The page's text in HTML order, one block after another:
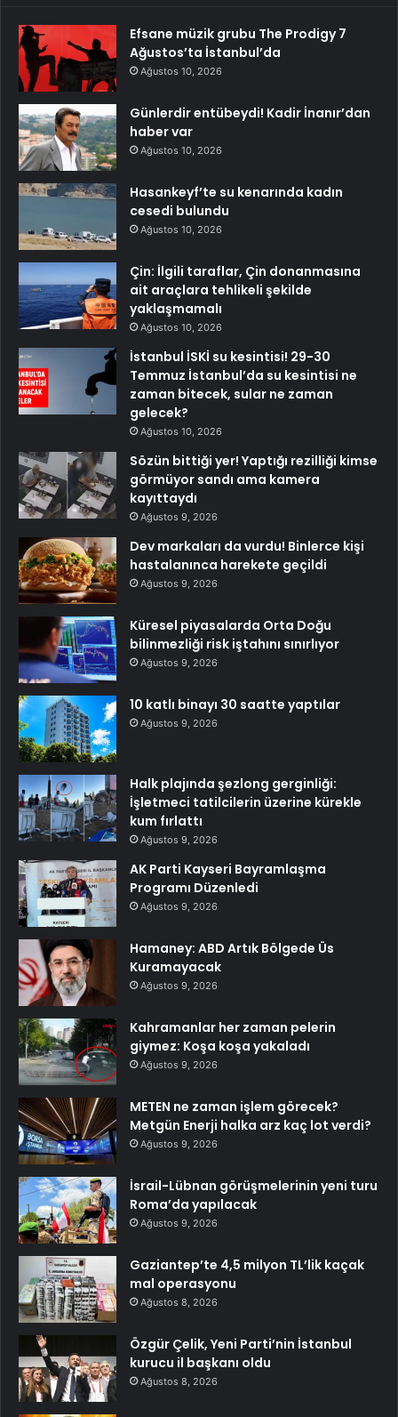
Efsane müzik grubu The Prodigy 7
Ağustos’ta İstanbul’da
Ağustos 10, 2026
Günlerdir entübeydi! Kadir İnanır’dan
haber var
Ağustos 10, 2026
Hasankeyf’te su kenarında kadın
cesedi bulundu
Ağustos 10, 2026
Çin: İlgili taraflar, Çin donanmasına
ait araçlara tehlikeli şekilde
yaklaşmamalı
Ağustos 10, 2026
İstanbul İSKİ su kesintisi! 29-30
Temmuz İstanbul’da su kesintisi ne
zaman bitecek, sular ne zaman
gelecek?
Ağustos 10, 2026
Sözün bittiği yer! Yaptığı rezilliği kimse
görmüyor sandı ama kamera
kayıttaydı
Ağustos 9, 2026
Dev markaları da vurdu! Binlerce kişi
hastalanınca harekete geçildi
Ağustos 9, 2026
Küresel piyasalarda Orta Doğu
bilinmezliği risk iştahını sınırlıyor
Ağustos 9, 2026
10 katlı binayı 30 saatte yaptılar
Ağustos 9, 2026
Halk plajında şezlong gerginliği:
İşletmeci tatilcilerin üzerine kürekle
kum fırlattı
Ağustos 9, 2026
AK Parti Kayseri Bayramlaşma
Programı Düzenledi
Ağustos 9, 2026
Hamaney: ABD Artık Bölgede Üs
Kuramayacak
Ağustos 9, 2026
Kahramanlar her zaman pelerin
giymez: Koşa koşa yakaladı
Ağustos 9, 2026
METEN ne zaman işlem görecek?
Metgün Enerji halka arz kaç lot verdi?
Ağustos 9, 2026
İsrail-Lübnan görüşmelerinin yeni turu
Roma’da yapılacak
Ağustos 9, 2026
Gaziantep’te 4,5 milyon TL’lik kaçak
mal operasyonu
Ağustos 8, 2026
Özgür Çelik, Yeni Parti’nin İstanbul
kurucu il başkanı oldu
Ağustos 8, 2026